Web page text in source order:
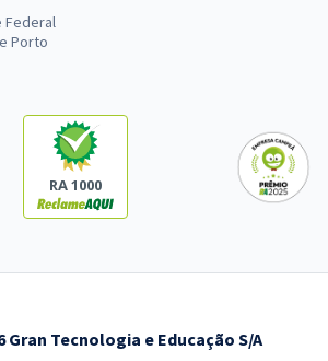
Federal
Porto
RA 1000
Gran Tecnologia e Educação S/A